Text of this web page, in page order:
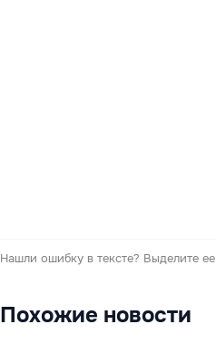
Нашли ошибку в тексте? Выделите
Похожие новости